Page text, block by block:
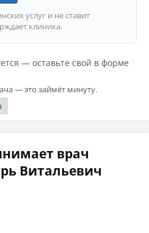
услуг и не ставит
клиника.
— оставьте свой в форме
— это займёт минуту.
врач
Витальевич